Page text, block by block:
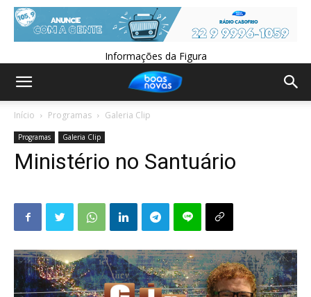
Informações da Figura
Início Programas Galeria Clip
Programas Galeria Clip
Ministério no Santuário